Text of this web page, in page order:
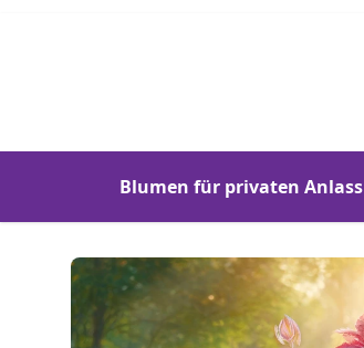
Blumen für privaten Anlass
Images